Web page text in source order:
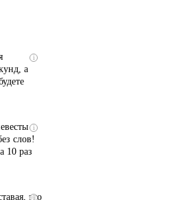
а
слов!
10 раз